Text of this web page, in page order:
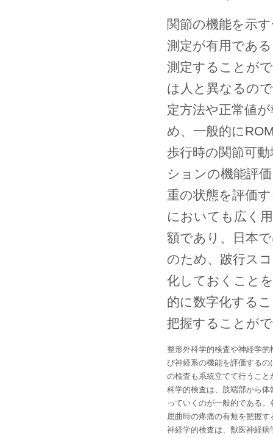
関節の機能を示
測定が有用であ
測定することが
は人と異なるの
定方法や正常値
め、一般的に
歩行時の関節可
ションの機能評
重の状態を評価
においても広く
額であり、日本
のため、跛行ス
化しておくこと
的に数字化する
把握することが
整形外科学的検査や神経学
び神経系の機能を評価する
の検査も系統立てて行うこ
科学的検査は、肢端部から
っていくのが一般的である
屈曲時の疼痛の有無を把握
神経学的検査は、獣医神経